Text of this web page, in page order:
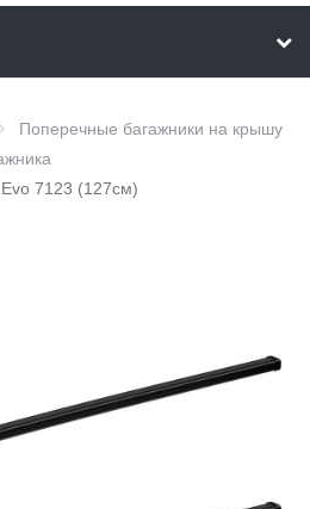
Поперечные багажники на крышу
7123 (127см)